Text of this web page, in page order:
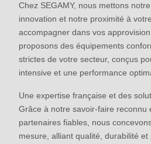
Chez SEGAMY, nous mettons
innovation et notre proximité à
accompagner dans vos
proposons des équipements
strictes de votre secteur, conçus
intensive et une performance
Une expertise française et des
Grâce à notre savoir-faire reconnu
partenaires fiables, nous
mesure, alliant qualité, durabilité